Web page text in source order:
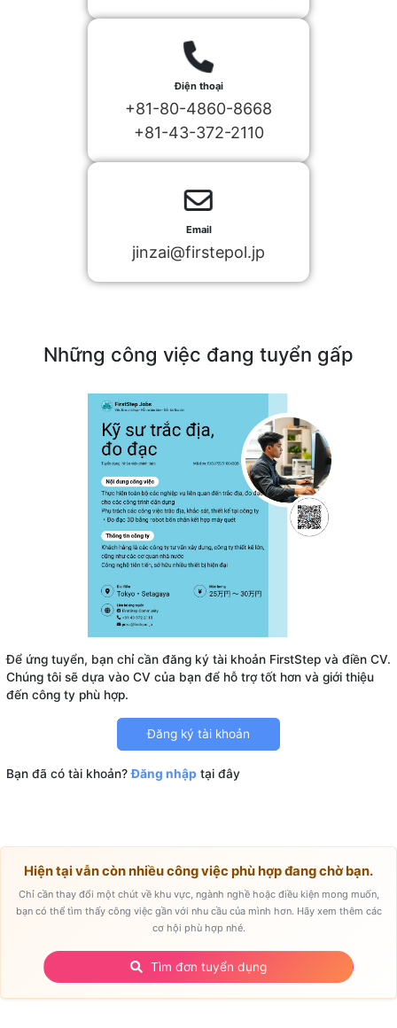
Điện thoại
+81-80-4860-8668
+81-43-372-2110
Email
jinzai@firstepol.jp
Những công việc đang tuyển gấp
Để ứng tuyển, bạn chỉ cần đăng ký tài khoản FirstStep và điền CV.
Chúng tôi sẽ dựa vào CV của bạn để hỗ trợ tốt hơn và giới thiệu
Đăng ký tài khoản
Bạn đã có tài khoản?Đăng nhập tại đây
Hiện tại vẫn còn nhiều công việc phù hợp đang chờ bạn.
Chỉ cần thay đổi một chút về khu vực, ngành nghề hoặc điều kiện mong muốn,
bạn có thể tìm thấy công việc gần với nhu cầu của mình hơn. Hãy xem thêm các
cơ hội phù hợp nhé.
Tìm đơn tuyển dụng